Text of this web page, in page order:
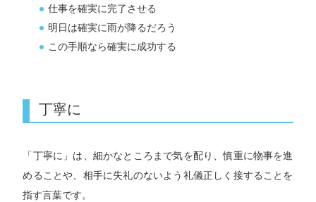
仕事を確実に完了させる
明日は確実に雨が降るだろう
この手順なら確実に成功する
丁寧に
「丁寧に」は、細かなところまで気を配り、慎重に物事を進
めることや、相手に失礼のないよう礼儀正しく接することを
指す言葉です。